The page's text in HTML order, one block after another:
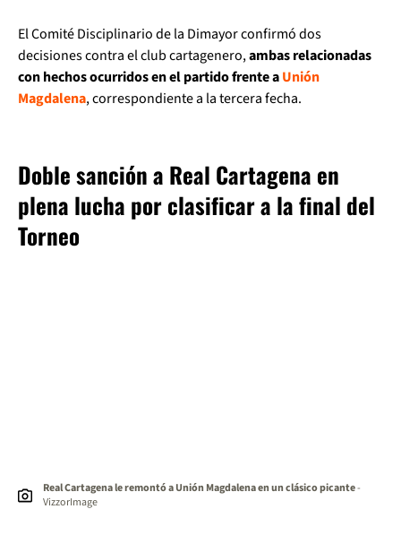
El Comité Disciplinario de la Dimayor confirmó dos
decisiones contra el club cartagenero,ambas relacionadas
con hechos ocurridos en el partido frente aUnión
Magdalena, correspondiente a la tercera fecha.
Doble sanción a Real Cartagena en
plena lucha por clasificar a la final del
Torneo
Real Cartagena le remontó a Unión Magdalena en un clásico picante-
VizzorImage